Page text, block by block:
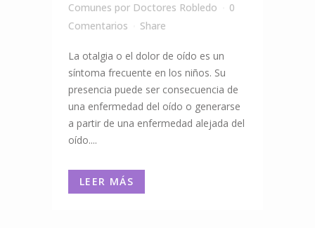
Comunes por Doctores Robledo
0
Comentarios
Share
La otalgia o el dolor de oído es un
síntoma frecuente en los niños. Su
presencia puede ser consecuencia de
una enfermedad del oído o generarse
a partir de una enfermedad alejada del
oído....
LEER MÁS